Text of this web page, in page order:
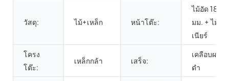
วัสดุ: ไม้+เหล็ก หน้าโต๊ะ:
ไม้อัด 18
มม. + ไม้วี
เนียร์
โครง
โต๊ะ:
เหล็กกล้า เสร็จ:
เคลือบผงสี
ดำ